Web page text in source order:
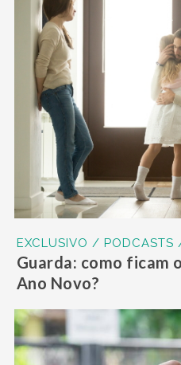
EXCLUSIVO / PODCASTS
Guarda: como ficam
Ano Novo?